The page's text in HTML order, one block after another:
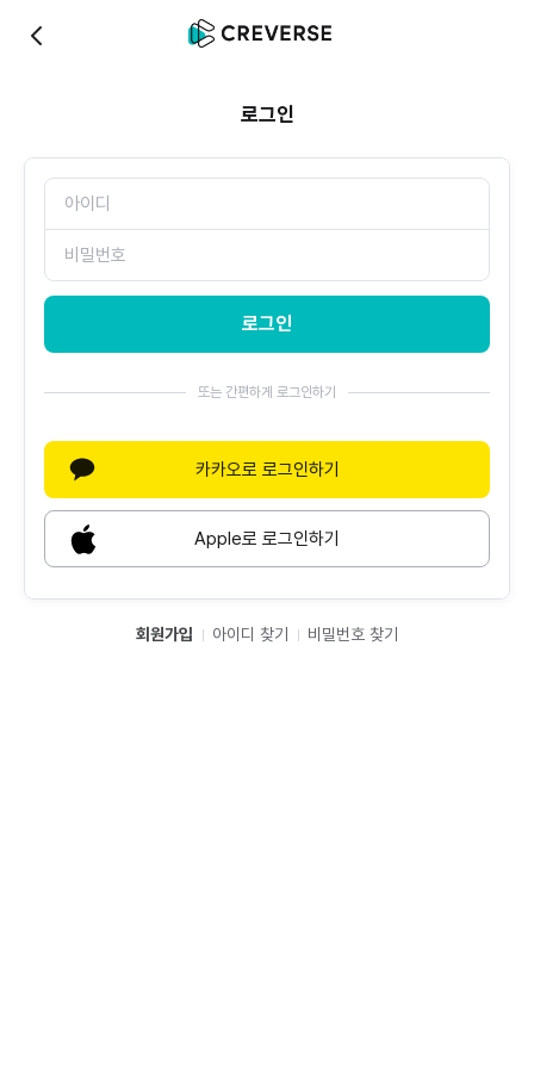
로그인
로그인
또는 간편하게 로그인하기
카카오로 로그인하기
Apple로 로그인하기
회원가입 아이디 찾기 비밀번호 찾기